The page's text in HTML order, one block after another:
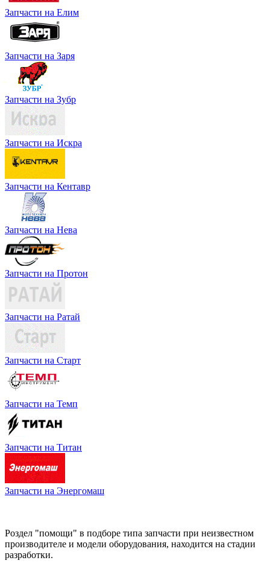
Запчасти на Елим
Запчасти на Заря
Запчасти на Зубр
Запчасти на Искра
Запчасти на Кентавр
Запчасти на Нева
Запчасти на Протон
Запчасти на Ратай
Запчасти на Старт
Запчасти на Темп
Запчасти на Титан
Запчасти на Энергомаш
Роздел "помощи" в подборе типа запчасти при неизвестном
производителе и модели оборудования, находится на стадии
разработки.